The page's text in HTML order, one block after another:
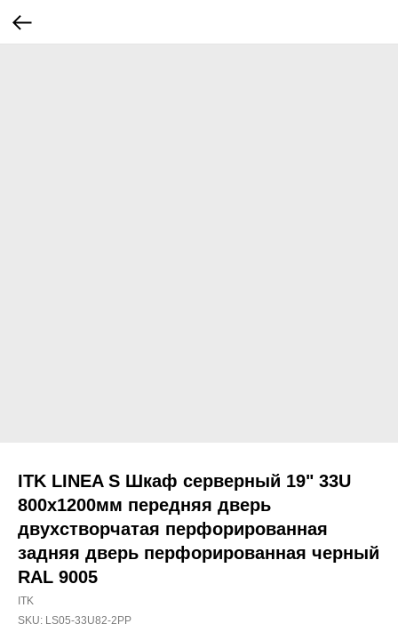
ITK LINEA S Шкаф серверный 19" 33U
800х1200мм передняя дверь
двухстворчатая перфорированная
задняя дверь перфорированная черный
RAL 9005
ITK
SKU: LS05-33U82-2PP